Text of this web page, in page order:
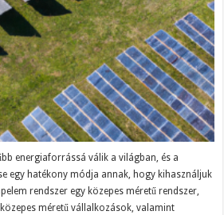
energiaforrássá válik a világban, és a
egy hatékony módja annak, hogy kihasználjuk
rendszer egy közepes méretű rendszer,
méretű vállalkozások, valamint